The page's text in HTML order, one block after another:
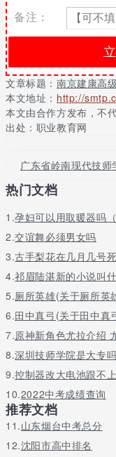
在过去的三年中，学校
和教研比赛中获奖，8名
评为南京市最美志愿者
生被评为江苏省社会实
社、教育部门公开表彰
办教育委员会主任委员
南京建康高级技工学校
理念， 致力于培养“用
用型人才。
第三年可以升入专科学
专学历，如果说成绩好
五年毕业也是获得大专学
关于更多南京建康高级
师
备注：
文章标题： 南京建康高
本文地址： http://
本文由合作方发布，不
出处：职业教育网
广东省岭南现代技
热门文档
1.孕妇可以用取暖器吗
2.交谊舞必须男女吗
3.古手梨花在几月几号
4.祁眉陆湛新的小说叫
5.厕所英雄(关于厕所英
6.田中真弓(关于田中真
7.原神新角色尤拉介绍
8.深圳技师学院是大专吗
9.控制器改大电池跟不
10.2022中考成绩查询
推荐文档
11.山东烟台中考总分
12.沈阳市高中排名